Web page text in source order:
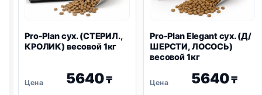
Pro-Planсух. (СТЕРИЛ.,
КРОЛИК) весовой 1кг
5640₸
Pro-PlanElegant сух. (Д/
ШЕРСТИ, ЛОСОСЬ)
весовой 1кг
5640₸